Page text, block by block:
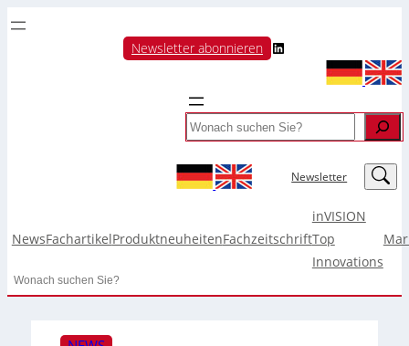
Newsletter abonnieren LinkedIn
Search
Newsletter LinkedIn
NewsFachartikelProduktneuheitenFachzeitschrift
inVISION
Top
Innovations
Search